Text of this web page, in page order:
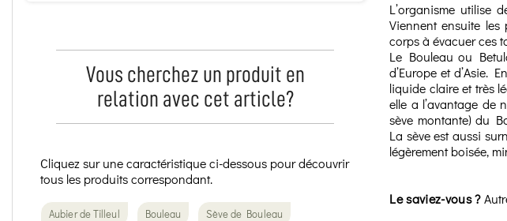
L’organisme utilise
Viennent ensuite
corps à évacuer ces
Le Bouleau ou
d’Europe et d’Asie.
liquide claire et très
elle a l’avantage de
sève montante) du
La sève est aussi
légèrement boisée,
Le saviez-vous ?
Vous cherchez un produit en
relation avec cet article?
Cliquez sur une caractéristique ci-dessous pour découvrir
tous les produits correspondant.
Aubier de Tilleul Bouleau Sève de Bouleau